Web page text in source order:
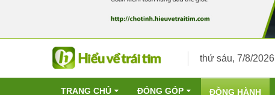
thứ sáu, 7/8/2026
TRANG CHỦ ĐÓNG GÓP ĐỒNG HÀNH